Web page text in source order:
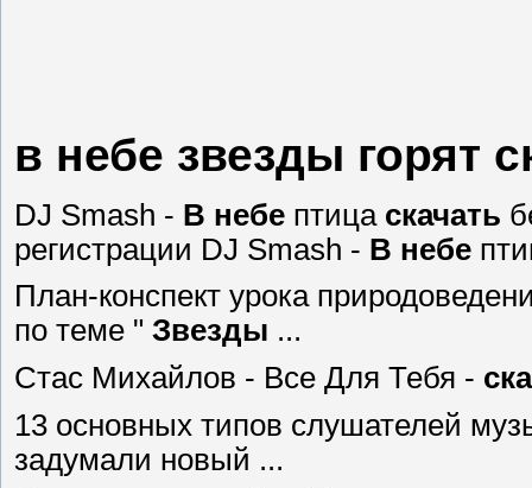
в небе звезды горят
DJ Smash - В небе птица скачать
регистрации DJ Smash - В небе
План-конспект урока
по теме " Звезды ...
Стас Михайлов - Все Для Тебя -
13 основных типов слушателей
задумали новый ...